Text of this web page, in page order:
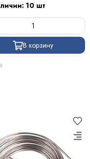
10 шт
В корзину